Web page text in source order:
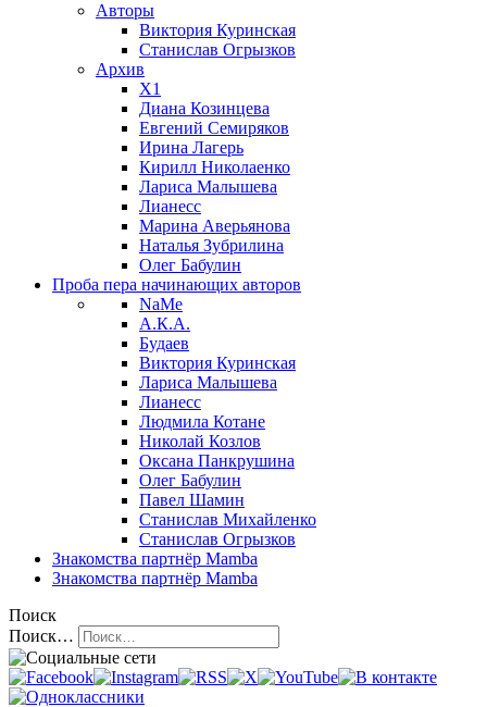
Авторы
Виктория Куринская
Станислав Огрызков
Архив
X1
Диана Козинцева
Евгений Семиряков
Ирина Лагерь
Кирилл Николаенко
Лариса Малышева
Лианесс
Марина Аверьянова
Наталья Зубрилина
Олег Бабулин
Проба пера начинающих авторов
NaMe
А.К.А.
Будаев
Виктория Куринская
Лариса Малышева
Лианесс
Людмила Котане
Николай Козлов
Оксана Панкрушина
Олег Бабулин
Павел Шамин
Станислав Михайленко
Станислав Огрызков
Знакомства партнёр Mamba
Знакомства партнёр Mamba
Поиск
Поиск…